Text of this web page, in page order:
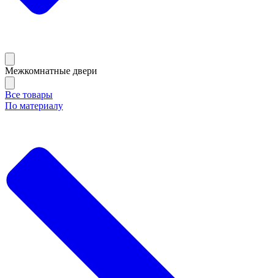
Межкомнатные двери
Все товары
По материалу